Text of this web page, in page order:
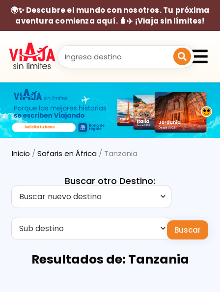
🌍✨ Descubre el mundo con nosotros. Tu próxima
aventura comienza aquí. 🧳✈️ ¡Viaja sin límites!
Inicio / Safaris en África / Tanzania
Buscar otro Destino:
Buscar
Resultados de: Tanzania